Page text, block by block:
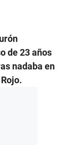
de 23 años
nadaba en